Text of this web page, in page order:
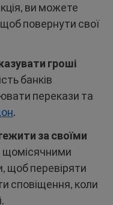
ви можете
повернути свої
гроші
банків
перекази та
.
за своїми
щомісячними
щоб перевіряти
сповіщення, коли